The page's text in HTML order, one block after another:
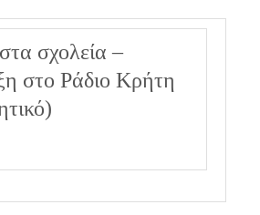
σχολεία –
στο Ράδιο Κρήτη